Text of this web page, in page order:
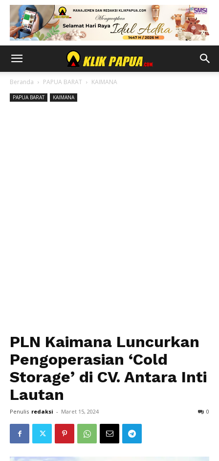
Beranda PAPUA BARAT KAIMANA
PAPUA BARAT KAIMANA
PLN Kaimana Luncurkan
Pengoperasian ‘Cold
Storage’ di CV. Antara Inti
Lautan
Penulis redaksi - Maret 15, 2024 0